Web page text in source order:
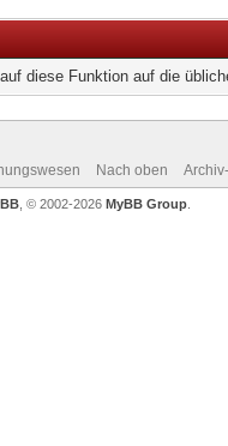
diese Funktion auf die
Nach oben
, © 2002-2026 MyBB Group